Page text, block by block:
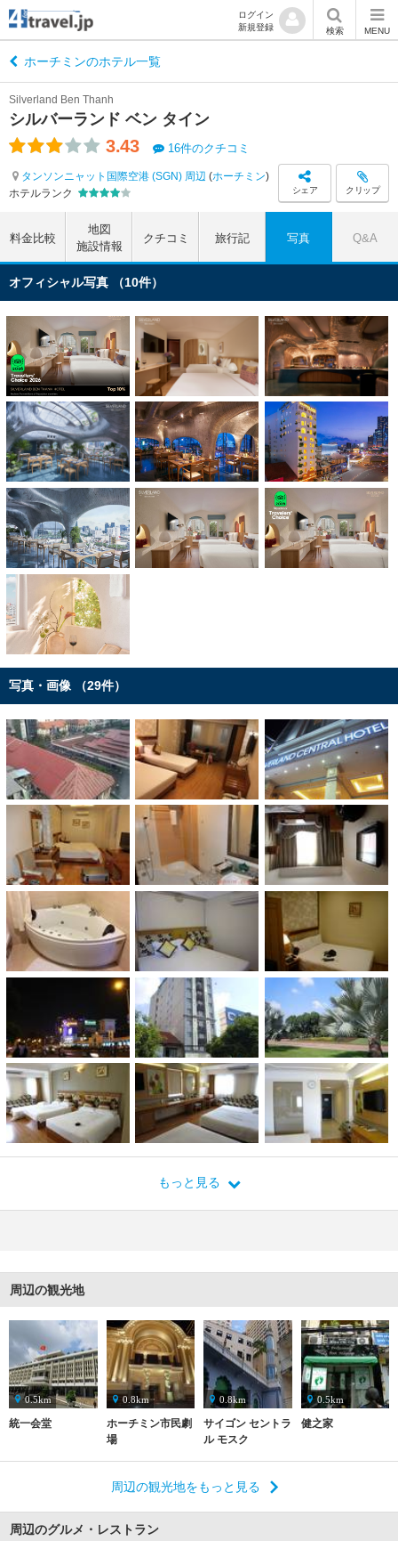
ログイン
新規登録
検索 MENU
ホーチミンのホテル一覧
シルバーランド ベン タイン
Silverland Ben Thanh
3.43 16件のクチコミ
タンソンニャット国際空港 (SGN) 周辺 (ホーチミン)
ホテルランク
シェア クリップ
料金比較
地図
施設情報
クチコミ 旅行記 写真 Q&A
オフィシャル写真 （10件）
写真・画像 （29件）
もっと見る
周辺の観光地
0.5km
統一会堂
0.8km
ホーチミン市民劇
場
0.8km
サイゴン セントラ
ル モスク
0.5km
健之家
周辺の観光地をもっと見る
周辺のグルメ・レストラン